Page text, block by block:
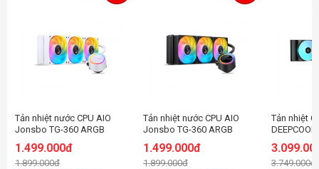
Tản nhiệt nước CPU AIO
Jonsbo TG-360 ARGB
không dây )
1.499.000đ
1.899.000đ
Tản nhiệt nước CPU AIO
Jonsbo TG-360 ARGB
không dây )
1.499.000đ
1.899.000đ
Tản nhiệt
3.749.000đ